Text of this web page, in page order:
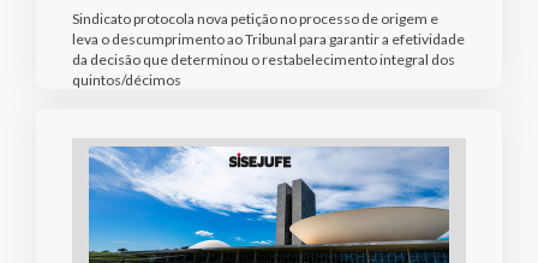
Sindicato protocola nova petição no processo de origem e
leva o descumprimento ao Tribunal para garantir a efetividade
da decisão que determinou o restabelecimento integral dos
quintos/décimos